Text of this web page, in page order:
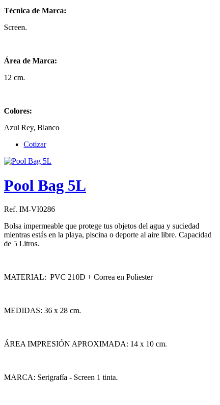
Técnica de Marca:
Screen.
Área de Marca:
12 cm.
Colores:
Azul Rey, Blanco
Cotizar
Pool Bag 5L
Ref. IM-VI0286
Bolsa impermeable que protege tus objetos del agua y suciedad
mientras estás en la playa, piscina o deporte al aire libre. Capacidad
de 5 Litros.
MATERIAL: PVC 210D + Correa en Poliester
MEDIDAS: 36 x 28 cm.
ÁREA IMPRESIÓN APROXIMADA: 14 x 10 cm.
MARCA: Serigrafía - Screen 1 tinta.